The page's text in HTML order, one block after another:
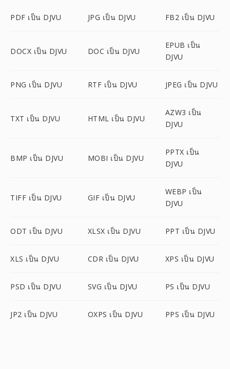
PDF เป็น DJVU JPG เป็น DJVU FB2 เป็น DJVU
DOCX เป็น DJVU DOC เป็น DJVU
EPUB เป็น
DJVU
PNG เป็น DJVU RTF เป็น DJVU JPEG เป็น DJVU
TXT เป็น DJVU HTML เป็น DJVU
AZW3 เป็น
DJVU
BMP เป็น DJVU MOBI เป็น DJVU
PPTX เป็น
DJVU
TIFF เป็น DJVU GIF เป็น DJVU
WEBP เป็น
DJVU
ODT เป็น DJVU XLSX เป็น DJVU PPT เป็น DJVU
XLS เป็น DJVU CDR เป็น DJVU XPS เป็น DJVU
PSD เป็น DJVU SVG เป็น DJVU PS เป็น DJVU
JP2 เป็น DJVU OXPS เป็น DJVU PPS เป็น DJVU